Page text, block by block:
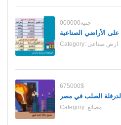
000000جنية
على الأراضي الصناعية
Category: ارض صناعى
675000$
لدرفلة الصلب في مصر
Category: مصانع